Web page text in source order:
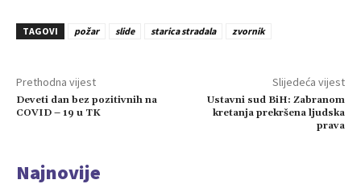
TAGOVI požar slide starica stradala zvornik
Prethodna vijest
Deveti dan bez pozitivnih na
COVID – 19 u TK
Slijedeća vijest
Ustavni sud BiH: Zabranom
kretanja prekršena ljudska
prava
Najnovije